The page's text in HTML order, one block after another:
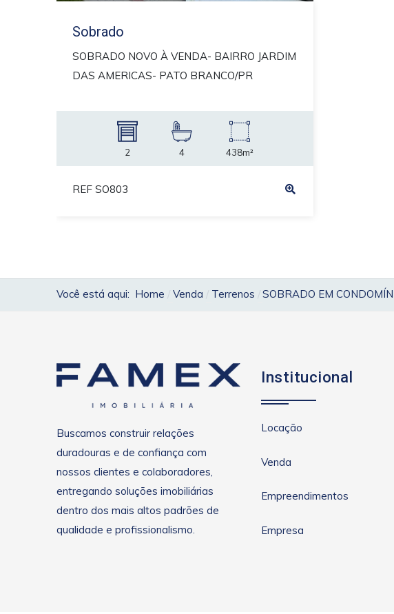
Sobrado
SOBRADO NOVO À VENDA- BAIRRO JARDIM
DAS AMERICAS- PATO BRANCO/PR
2 4 438m²
REF SO803
Você está aqui: Home Venda Terrenos SOBRADO EM
Buscamos construir relações
duradouras e de confiança com
nossos clientes e colaboradores,
entregando soluções imobiliárias
dentro dos mais altos padrões de
qualidade e profissionalismo.
Institucional
Locação
Venda
Empreendimentos
Empresa